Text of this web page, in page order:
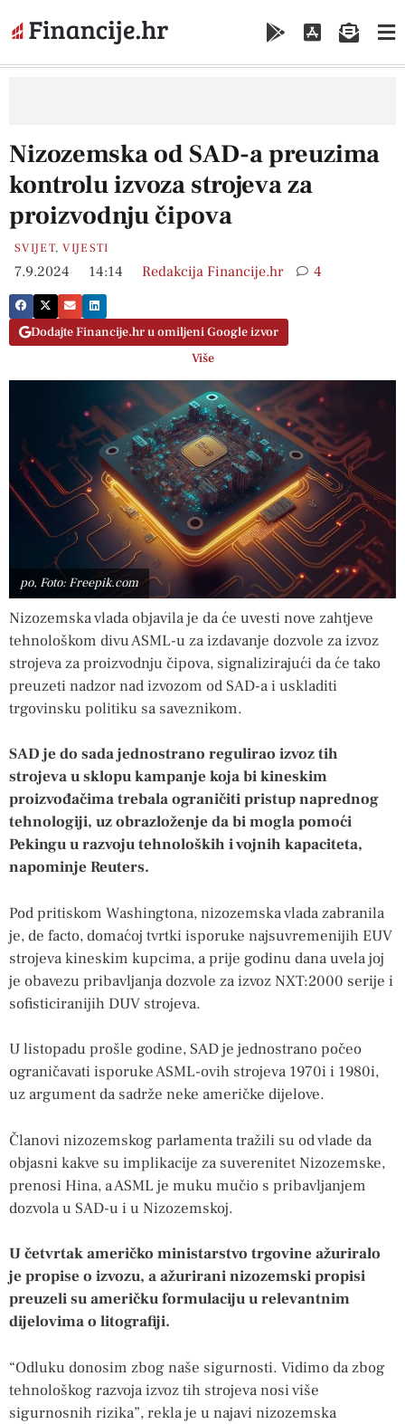
Nizozemska od SAD-a preuzima
kontrolu izvoza strojeva za
proizvodnju čipova
SVIJET,VIJESTI
7.9.2024 14:14 Redakcija Financije.hr 4
Dodajte Financije.hr u omiljeni Google izvor
Više
po, Foto: Freepik.com
Nizozemska vlada objavila je da će uvesti nove zahtjeve
tehnološkom divu ASML-u za izdavanje dozvole za izvoz
strojeva za proizvodnju čipova, signalizirajući da će tako
preuzeti nadzor nad izvozom od SAD-a i uskladiti
trgovinsku politiku sa saveznikom.
SAD je do sada jednostrano regulirao izvoz tih
strojeva u sklopu kampanje koja bi kineskim
proizvođačima trebala ograničiti pristup naprednog
tehnologiji, uz obrazloženje da bi mogla pomoći
Pekingu u razvoju tehnoloških i vojnih kapaciteta,
napominje Reuters.
Pod pritiskom Washingtona, nizozemska vlada zabranila
je, de facto, domaćoj tvrtki isporuke najsuvremenijih EUV
strojeva kineskim kupcima, a prije godinu dana uvela joj
je obavezu pribavljanja dozvole za izvoz NXT:2000 serije i
sofisticiranijih DUV strojeva.
U listopadu prošle godine, SAD je jednostrano počeo
ograničavati isporuke ASML-ovih strojeva 1970i i 1980i,
uz argument da sadrže neke američke dijelove.
Članovi nizozemskog parlamenta tražili su od vlade da
objasni kakve su implikacije za suverenitet Nizozemske,
prenosi Hina, a ASML je muku mučio s pribavljanjem
dozvola u SAD-u i u Nizozemskoj.
U četvrtak američko ministarstvo trgovine ažuriralo
je propise o izvozu, a ažurirani nizozemski propisi
preuzeli su američku formulaciju u relevantnim
dijelovima o litografiji.
“Odluku donosim zbog naše sigurnosti. Vidimo da zbog
tehnološkog razvoja izvoz tih strojeva nosi više
sigurnosnih rizika”, rekla je u najavi nizozemska